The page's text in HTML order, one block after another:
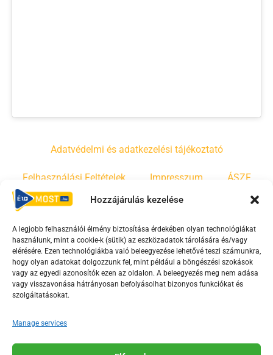
Hozzájárulás kezelése
A legjobb felhasználói élmény biztosítása érdekében olyan technológiákat
használunk, mint a cookie-k (sütik) az eszközadatok tárolására és/vagy
elérésére. Ezen technológiákba való beleegyezése lehetővé teszi számunkra,
hogy olyan adatokat dolgozzunk fel, mint például a böngészési szokások
vagy az egyedi azonosítók ezen az oldalon. A beleegyezés meg nem adása
vagy visszavonása hátrányosan befolyásolhat bizonyos funkciókat és
szolgáltatásokat.
Manage services
Adatvédelmi és adatkezelési tájékoztató
Felhasználási Feltételek Impresszum ÁSZF
Irányelvek Moderálási szabályzat
F
a
c
e
o
o
Y
o
u
t
b
e
T
i
k
Az Érd Média médiaszolgáltatási tevékenységét a